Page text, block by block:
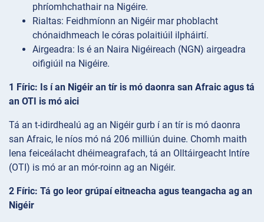
phríomhchathair na Nigéire.
Rialtas: Feidhmíonn an Nigéir mar phoblacht
chónaidhmeach le córas polaitiúil ilpháirtí.
Airgeadra: Is é an Naira Nigéireach (NGN) airgeadra
oifigiúil na Nigéire.
1 Fíric: Is í an Nigéir an tír is mó daonra san Afraic agus tá
an OTI is mó aici
Tá an t-idirdhealú ag an Nigéir gurb í an tír is mó daonra
san Afraic, le níos mó ná 206 milliún duine. Chomh maith
lena feiceálacht dhéimeagrafach, tá an Olltáirgeacht Intíre
(OTI) is mó ar an mór-roinn ag an Nigéir.
2 Fíric: Tá go leor grúpaí eitneacha agus teangacha ag an
Nigéir